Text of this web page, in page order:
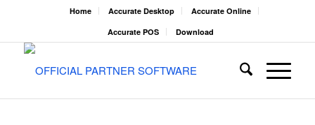
Home Accurate Desktop
Accurate Online
Accurate POS
Download